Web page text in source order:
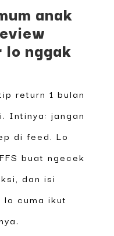
anak
nggak
return 1 bulan
Intinya: jangan
di feed. Lo
buat ngecek
dan isi
cuma ikut